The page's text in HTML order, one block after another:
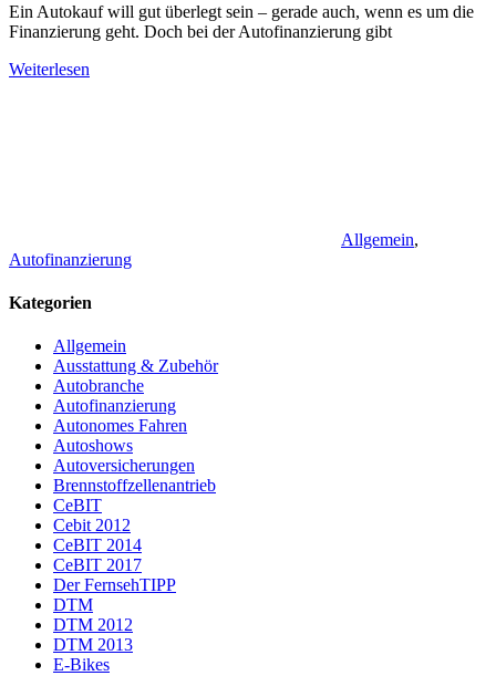
Ein Autokauf will gut überlegt sein – gerade auch, wenn es um die
Finanzierung geht. Doch bei der Autofinanzierung gibt
Weiterlesen
Allgemein,
Autofinanzierung
Kategorien
Allgemein
Ausstattung & Zubehör
Autobranche
Autofinanzierung
Autonomes Fahren
Autoshows
Autoversicherungen
Brennstoffzellenantrieb
CeBIT
Cebit 2012
CeBIT 2014
CeBIT 2017
Der FernsehTIPP
DTM
DTM 2012
DTM 2013
E-Bikes